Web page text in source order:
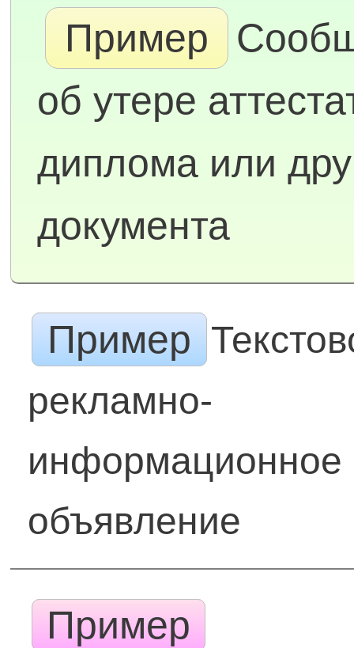
Пример
об утере
диплома или
документа
Пример
рекламно-
информационное
объявление
Пример